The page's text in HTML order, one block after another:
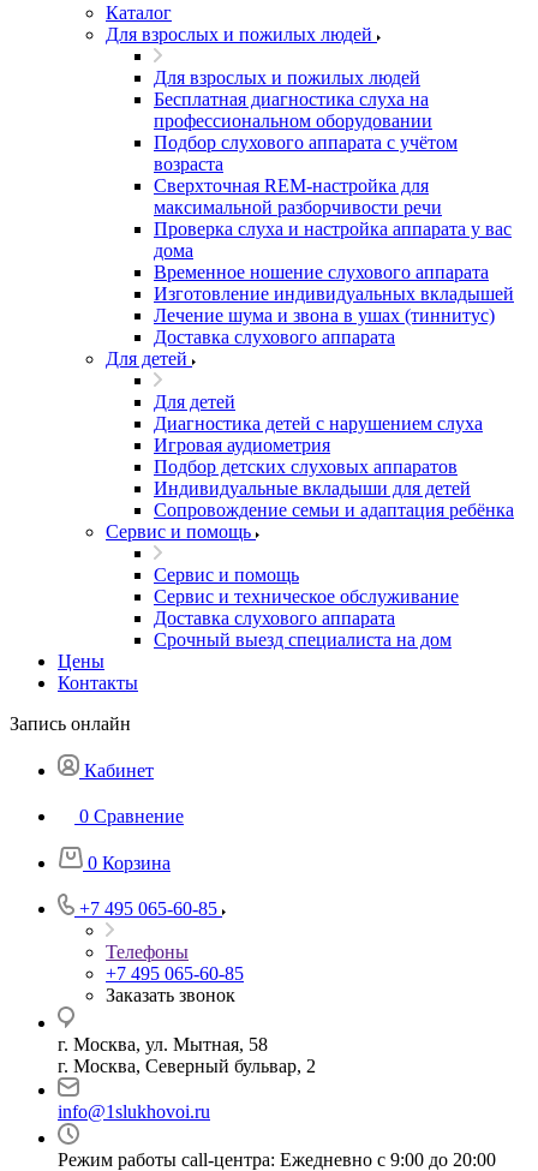
Каталог
Для взрослых и пожилых людей
Для взрослых и пожилых людей
Бесплатная диагностика слуха на
профессиональном оборудовании
Подбор слухового аппарата с учётом
возраста
Сверхточная REM-настройка для
максимальной разборчивости речи
Проверка слуха и настройка аппарата у вас
дома
Временное ношение слухового аппарата
Изготовление индивидуальных вкладышей
Лечение шума и звона в ушах (тиннитус)
Доставка слухового аппарата
Для детей
Для детей
Диагностика детей с нарушением слуха
Игровая аудиометрия
Подбор детских слуховых аппаратов
Индивидуальные вкладыши для детей
Сопровождение семьи и адаптация ребёнка
Сервис и помощь
Сервис и помощь
Сервис и техническое обслуживание
Доставка слухового аппарата
Срочный выезд специалиста на дом
Цены
Контакты
Запись онлайн
Кабинет
0 Сравнение
0 Корзина
+7 495 065-60-85
Телефоны
+7 495 065-60-85
Заказать звонок
г. Москва, ул. Мытная, 58
г. Москва, Северный бульвар, 2
info@1slukhovoi.ru
Режим работы call-центра: Ежедневно с 9:00 до 20:00